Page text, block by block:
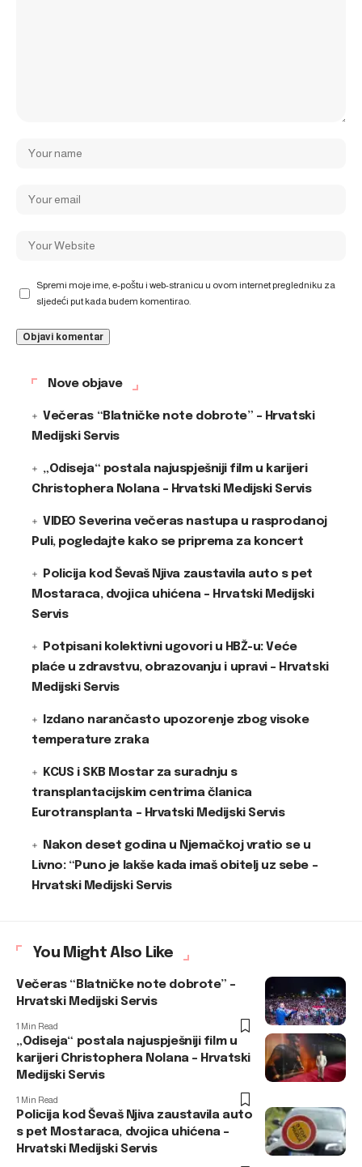
Spremi moje ime, e-poštu i web-stranicu u ovom internet pregledniku za
sljedeći put kada budem komentirao.
Nove objave
Večeras “Blatničke note dobrote” – Hrvatski
Medijski Servis
„Odiseja“ postala najuspješniji film u karijeri
Christophera Nolana – Hrvatski Medijski Servis
VIDEO Severina večeras nastupa u rasprodanoj
Puli, pogledajte kako se priprema za koncert
Policija kod Ševaš Njiva zaustavila auto s pet
Mostaraca, dvojica uhićena – Hrvatski Medijski
Servis
Potpisani kolektivni ugovori u HBŽ-u: Veće
plaće u zdravstvu, obrazovanju i upravi – Hrvatski
Medijski Servis
Izdano narančasto upozorenje zbog visoke
temperature zraka
KCUS i SKB Mostar za suradnju s
transplantacijskim centrima članica
Eurotransplanta – Hrvatski Medijski Servis
Nakon deset godina u Njemačkoj vratio se u
Livno: “Puno je lakše kada imaš obitelj uz sebe –
Hrvatski Medijski Servis
You Might Also Like
Večeras “Blatničke note dobrote” –
Hrvatski Medijski Servis
1 Min Read
„Odiseja“ postala najuspješniji film u
karijeri Christophera Nolana – Hrvatski
Medijski Servis
1 Min Read
Policija kod Ševaš Njiva zaustavila auto
s pet Mostaraca, dvojica uhićena –
Hrvatski Medijski Servis